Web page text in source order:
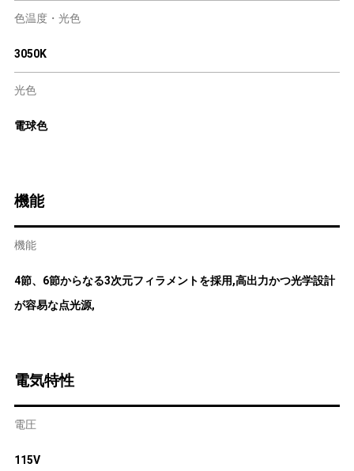
色温度・光色
3050K
光色
電球色
機能
機能
4節、6節からなる3次元フィラメントを採用,高出力かつ光学設計
が容易な点光源,
電気特性
電圧
115V